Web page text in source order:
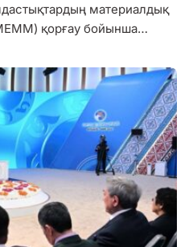
материалдық
қорғау бойынша…